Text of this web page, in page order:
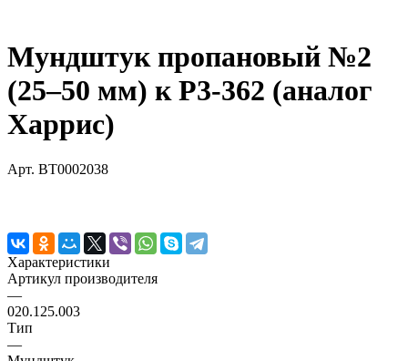
Мундштук пропановый №2
(25–50 мм) к Р3-362 (аналог
Харрис)
Арт. BT0002038
Характеристики
Артикул производителя
—
020.125.003
Тип
—